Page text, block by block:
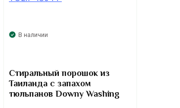
В наличии
Стиральный порошок из
Таиланда с запахом
тюльпанов Downy Washing